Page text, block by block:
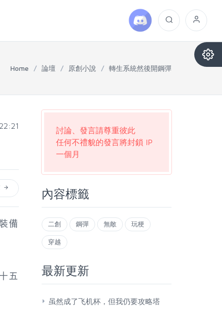
Home / 論壇 / 原創小說 / 轉生系統然後開鋼彈
備
五
討論、發言請尊重彼此
任何不禮貌的發言將封鎖 IP
一個月
內容標籤
二創 鋼彈 無敵 玩梗
穿越
最新更新
虽然成了飞机杯，但我仍要攻略塔